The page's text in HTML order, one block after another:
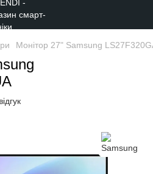
Монітор 27" Samsung